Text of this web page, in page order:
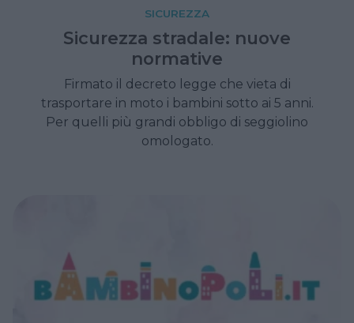
SICUREZZA
Sicurezza stradale: nuove
normative
Firmato il decreto legge che vieta di
trasportare in moto i bambini sotto ai 5 anni.
Per quelli più grandi obbligo di seggiolino
omologato.